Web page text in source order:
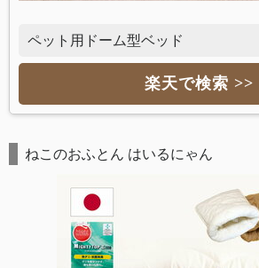
ペット用ドーム型ベッド
楽天で検索 >>
ねこのおふとん はいるにゃん